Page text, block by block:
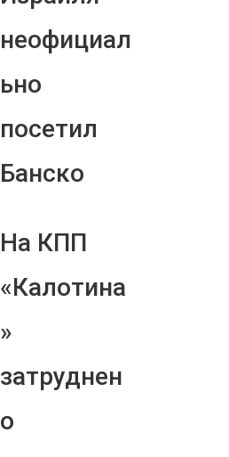
неофициал
ьно
посетил
Банско
На КПП
«Калотина
»
затруднен
о